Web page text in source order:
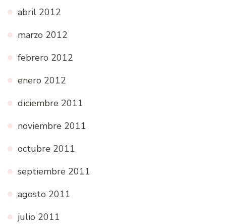
abril 2012
marzo 2012
febrero 2012
enero 2012
diciembre 2011
noviembre 2011
octubre 2011
septiembre 2011
agosto 2011
julio 2011